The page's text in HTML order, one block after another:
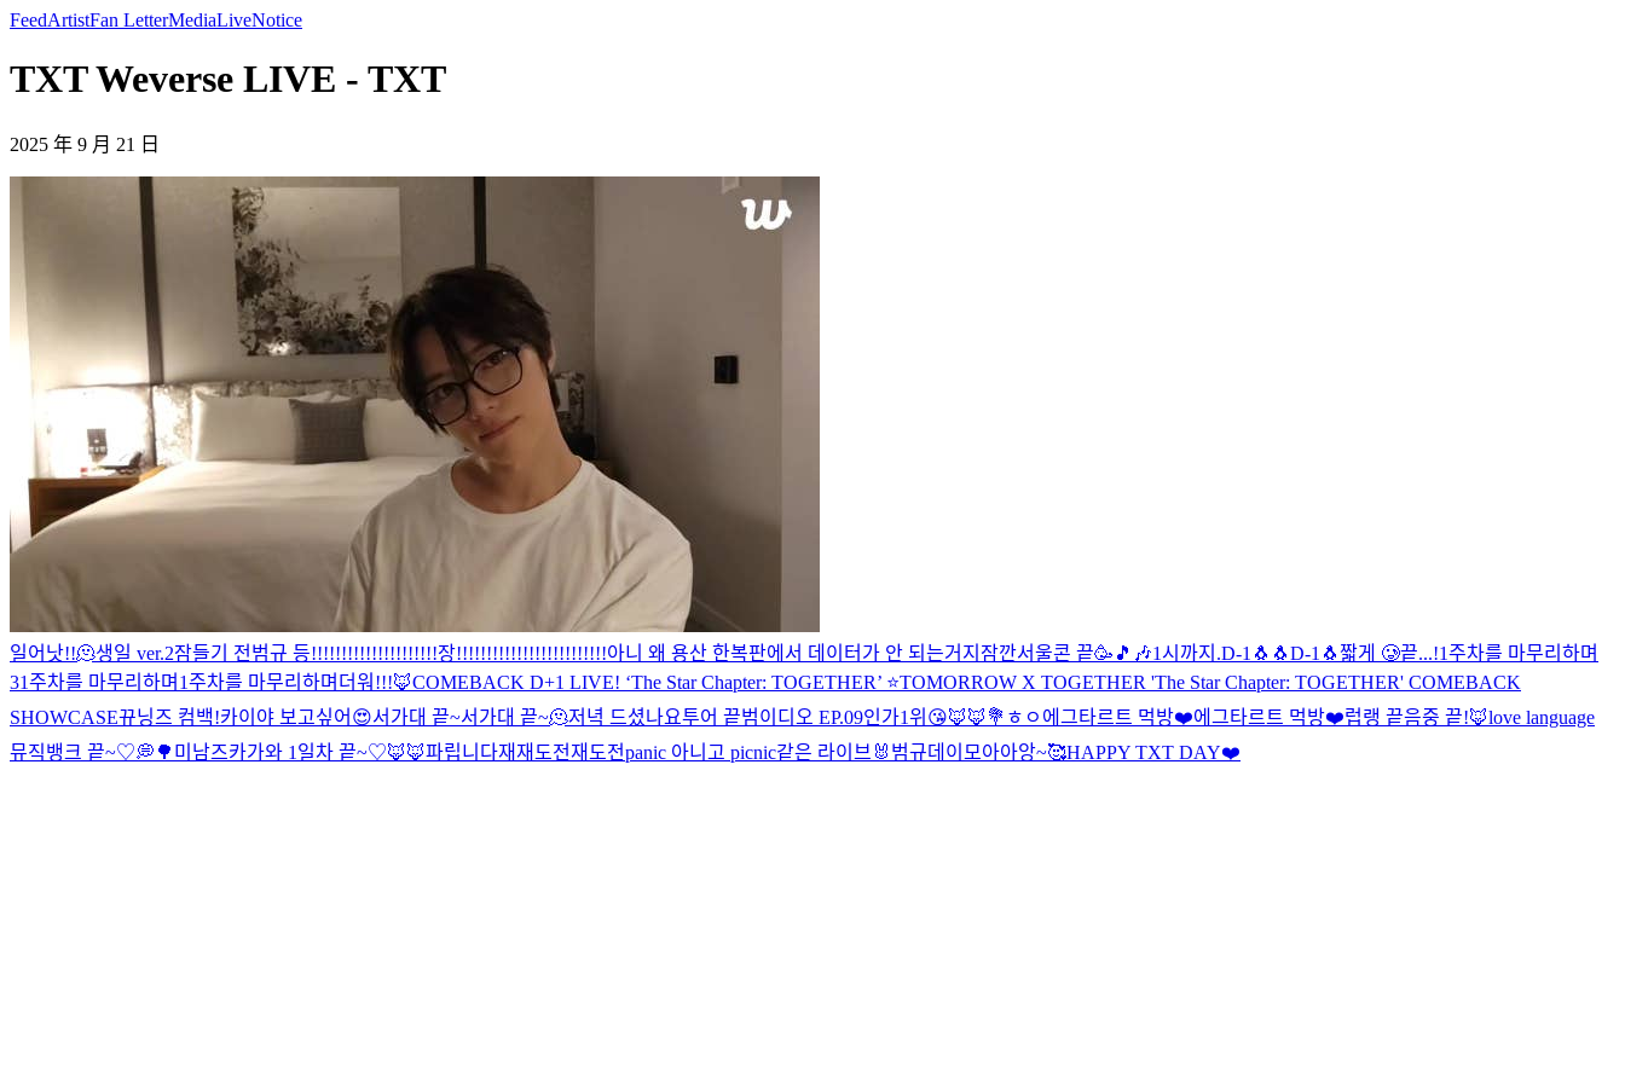
FeedArtistFan LetterMediaLiveNotice
TXT Weverse LIVE - TXT
2025 年 9 月 21 日
일어낫!!🫠생일 ver.2잠들기 전범규 등!!!!!!!!!!!!!!!!!!!!!장!!!!!!!!!!!!!!!!!!!!!!!!!아니 왜 용산 한복판에서 데이터가 안 되는거지 잠깐서울콘 끝🥳 🎵🎶1시까지.D-1🐧🐧D-1🐧짧게 🥲끝...!1주차를 마무리하며
31주차를 마무리하며 1주차를 마무리하며 더워!!!🦊COMEBACK D+1 LIVE! ‘The Star Chapter: TOGETHER’ ⭐️TOMORROW X TOGETHER 'The Star Chapter: TOGETHER' COMEBACK
SHOWCASE뀨닝즈 컴백!카이야 보고싶어😍서가대 끝~서가대 끝~🫠저녁 드셨나요투어 끝범이디오 EP.09인가1위😘🦊🦊 💐 ㅎㅇ 에그타르트 먹방❤️에그타르트 먹방❤️럽랭 끝음중 끝!🦊love language
뮤직뱅크 끝~♡💭 🌳 미남즈카가와 1일차 끝~♡🦊🦊파립니다재재도전재도전panic 아니고 picnic같은 라이브 🐰 범규데이 모아아앙~🥰HAPPY TXT DAY❤️